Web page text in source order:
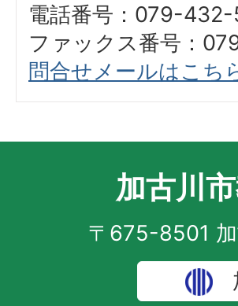
電話番号：079-432-
ファックス番号：
問合せメールはこち
加古川
〒675-8501